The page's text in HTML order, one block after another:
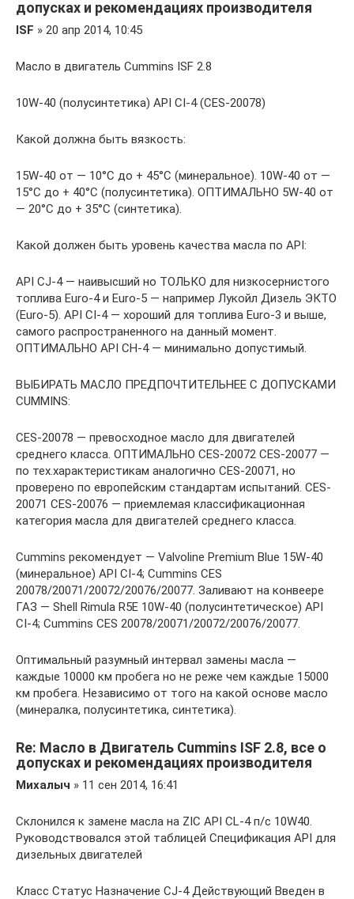
допусках и рекомендациях производителя
ISF » 20 апр 2014, 10:45
Масло в двигатель Cummins ISF 2.8
10W-40 (полусинтетика) API СI-4 (CES-20078)
Какой должна быть вязкость:
15W-40 от — 10°С до + 45°С (минеральное). 10W-40 от —
15°С до + 40°С (полусинтетика). ОПТИМАЛЬНО 5W-40 от
— 20°С до + 35°С (синтетика).
Какой должен быть уровень качества масла по API:
API CJ-4 — наивысший но ТОЛЬКО для низкосернистого
топлива Euro-4 и Euro-5 — например Лукойл Дизель ЭКТО
(Euro-5). API СI-4 — хороший для топлива Euro-3 и выше,
самого распространенного на данный момент.
ОПТИМАЛЬНО API CH-4 — минимально допустимый.
ВЫБИРАТЬ МАСЛО ПРЕДПОЧТИТЕЛЬНЕЕ С ДОПУСКАМИ
CUMMINS:
CES-20078 — превосходное масло для двигателей
среднего класса. ОПТИМАЛЬНО CES-20072 CES-20077 —
по тех.характеристикам аналогично CES-20071, но
проверено по европейским стандартам испытаний. CES-
20071 CES-20076 — приемлемая классификационная
категория масла для двигателей среднего класса.
Cummins рекомендует — Valvoline Premium Blue 15W-40
(минеральное) API CI-4; Cummins CES
20078/20071/20072/20076/20077. Заливают на конвеере
ГАЗ — Shell Rimula R5E 10W-40 (полусинтетическое) API
CI-4; Cummins CES 20078/20071/20072/20076/20077.
Оптимальный разумный интервал замены масла —
каждые 10000 км пробега но не реже чем каждые 15000
км пробега. Независимо от того на какой основе масло
(минералка, полусинтетика, синтетика).
Re: Масло в Двигатель Cummins ISF 2.8, все о
допусках и рекомендациях производителя
Михалыч » 11 сен 2014, 16:41
Склонился к замене масла на ZIC API CL-4 п/с 10W40.
Руководствовался этой таблицей Спецификация API для
дизельных двигателей
Класс Статус Назначение CJ-4 Действующий Введен в